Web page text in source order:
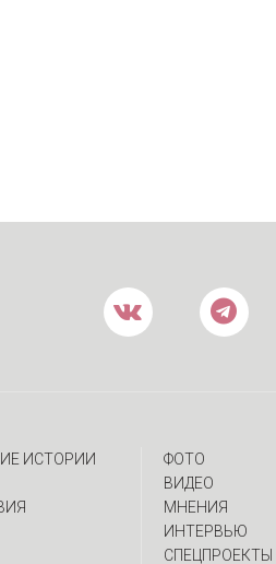
ИСТОРИИ
ФОТО
ВИДЕО
МНЕНИЯ
ИНТЕРВЬЮ